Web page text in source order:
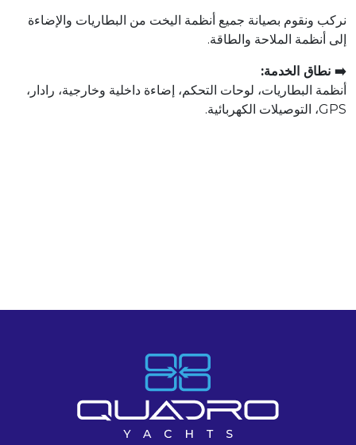
نركب ونقوم بصيانة جميع أنظمة اليخت من البطاريات والإضاءة
إلى أنظمة الملاحة والطاقة.
➡️ نطاق الخدمة:
أنظمة البطاريات، لوحات التحكم، إضاءة داخلية وخارجية، رادار،
GPS، التوصيلات الكهربائية.